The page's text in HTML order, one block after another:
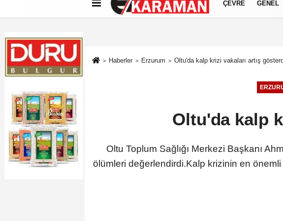
Künye İletişim Çerez Politikası Gizlilik İlkeleri
ÇEVRE GENEL
Haberler Erzurum Oltu'da kalp krizi vakaları artış
Oltu'da kalp
Oltu Toplum Sağlığı Merkezi Başkanı
ölümleri değerlendirdi.Kalp krizinin en